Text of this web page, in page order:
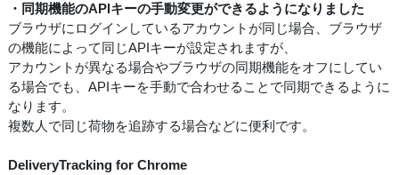
・同期機能のAPIキーの手動変更ができるようになりました
ブラウザにログインしているアカウントが同じ場合、ブラウザ
の機能によって同じAPIキーが設定されますが、
アカウントが異なる場合やブラウザの同期機能をオフにしてい
る場合でも、APIキーを手動で合わせることで同期できるように
なります。
複数人で同じ荷物を追跡する場合などに便利です。
DeliveryTracking for Chrome